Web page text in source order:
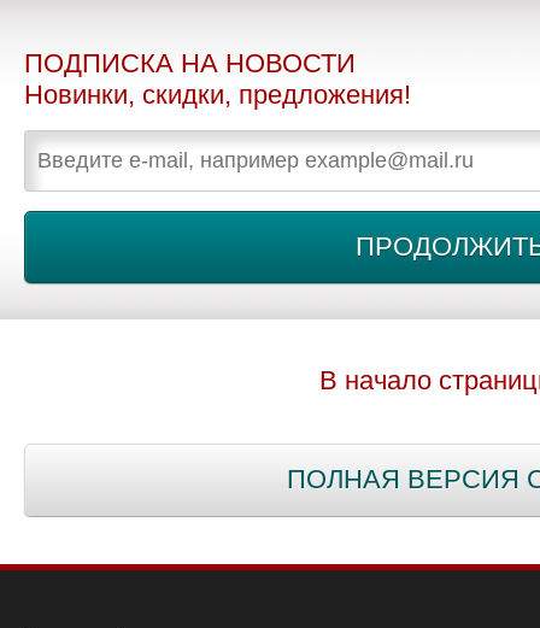
ПОДПИСКА НА НОВОСТИ
Новинки, скидки, предложения!
В начало
ПОЛНАЯ ВЕРСИЯ